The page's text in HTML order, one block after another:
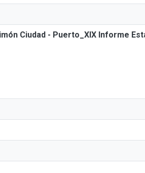
Ciudad - Puerto_XIX Informe